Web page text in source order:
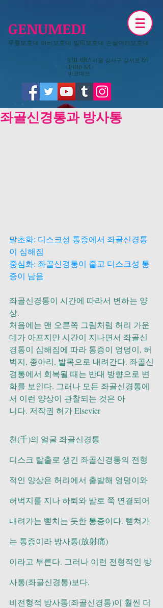
GENUMEDI
무릎보호대 허리보호대 발목보호대 손팔어깨보호대
​Seoul KOREA 서울 강서구 강서로 154
02-6959-3520
​바코메드
좌골신경통과 방사통
말초화: 디스크성 통증에서 좌골신경통
이 심해짐
중심화: 좌골신경통이 줄고 디스크성 통
증이 남음
좌골신경통이 시간에 따라서 변하는 양
상.
처음에는 맨 오른쪽 그림처럼 허리 가운
데가 아프지만 시간이 지나면서 좌골신
경통이 심해짐에 따라 통증이 엉덩이, 허
벅지, 종아리, 발목으로 내려간다. 좌골신
경통에서 회복될 때는 반대 방향으로 변
화를 보인다. 그러나 모든 좌골신경통에
서 이런 양상이 관찰되는 것은 아
니다. 저작권 허가 Elsevier
천(千)의 얼굴 좌골신경통
디스크 탈출로 생긴 좌골신경통의 전형
적인 양상은 허리에서 출발해 엉덩이와
허벅지를 지나 하퇴와 발로 쭉 연결되어
내려가는 뻗치는 듯한 통증이다. 뻗쳐가
는 통증이라 방사통(放射痛)
이라고 부른다. 그러나 이런 전형적인 방
사통(좌골신경통)보다.
비전형적 방사통(좌골신경통)이 훨씬 더